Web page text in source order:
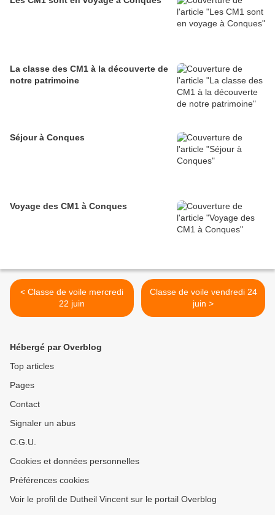
La classe des CM1 à la découverte de
notre patrimoine
Séjour à Conques
Voyage des CM1 à Conques
< Classe de voile mercredi
22 juin
Classe de voile vendredi 24
juin >
Hébergé par Overblog
Top articles
Pages
Contact
Signaler un abus
C.G.U.
Cookies et données personnelles
Préférences cookies
Voir le profil de Dutheil Vincent sur le portail Overblog